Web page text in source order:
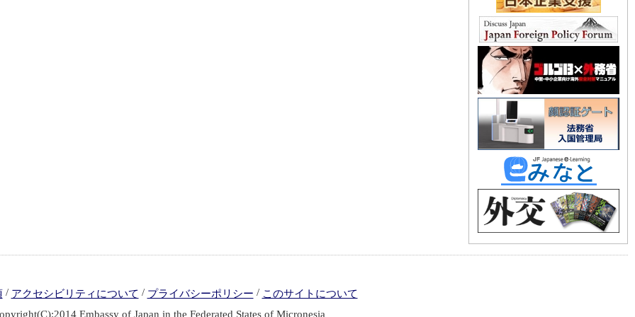
/ アクセシビリティについて / プライバシーポリシー / このサイトについて
Embassy of Japan in the Federated States of Micronesia